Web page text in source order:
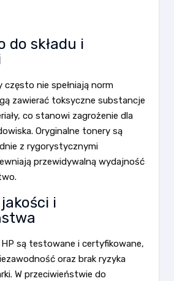
do składu i
często nie spełniają norm
zawierać toksyczne substancje
co stanowi zagrożenie dla
Oryginalne tonery są
z rygorystycznymi
przewidywalną wydajność
i
są testowane i certyfikowane,
oraz brak ryzyka
W przeciwieństwie do